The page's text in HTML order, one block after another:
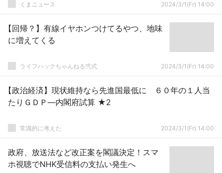
くまニュース 2024/3/1(Fr) 14:00
【回帰？】有線イヤホンつけてるやつ、地味
に増えてくる
ライフハックちゃんねる弐式 2024/3/1(Fr) 14:00
【政治経済】現状維持なら先進国最低に ６０年の１人当
たりＧＤＰ―内閣府試算 ★2
常識的に考えた 2024/3/1(Fr) 14:00
政府、放送法など改正案を閣議決定！スマ
ホ視聴でNHK受信料の支払い発生へ